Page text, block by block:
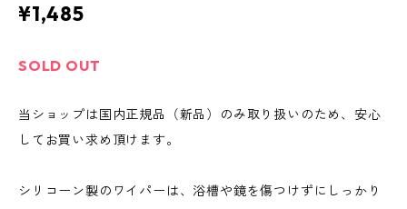
¥1,485
SOLD OUT
当ショップは国内正規品（新品）のみ取り扱いのため、安心
してお買い求め頂けます。
シリコーン製のワイパーは、浴槽や鏡を傷つけずにしっかり